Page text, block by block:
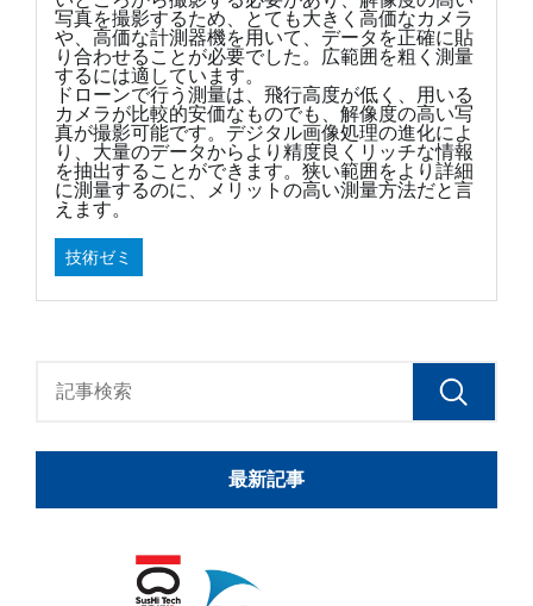
写真を撮影するため、とても大きく高価なカメラ
や、高価な計測器機を用いて、データを正確に貼
り合わせることが必要でした。広範囲を粗く測量
するには適しています。
ドローンで行う測量は、飛行高度が低く、用いる
カメラが比較的安価なものでも、解像度の高い写
真が撮影可能です。デジタル画像処理の進化によ
り、大量のデータからより精度良くリッチな情報
を抽出することができます。狭い範囲をより詳細
に測量するのに、メリットの高い測量方法だと言
えます。
技術ゼミ
最新記事